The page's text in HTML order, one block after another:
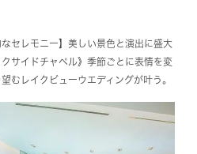
なセレモニー】美しい景色と演出に盛大
サイドチャペル》季節ごとに表情を変
むレイクビューウエディングが叶う。